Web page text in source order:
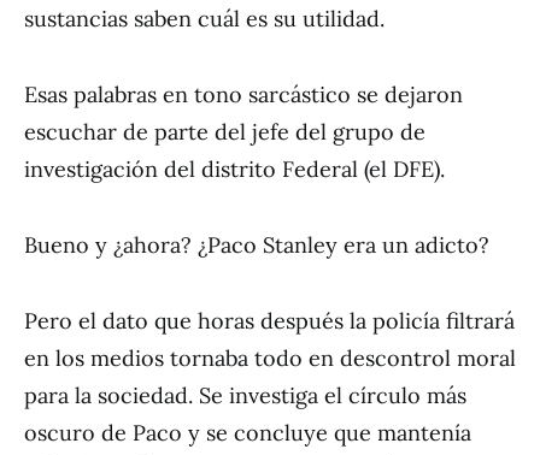
sustancias saben cuál es su utilidad.
Esas palabras en tono sarcástico se dejaron
escuchar de parte del jefe del grupo de
investigación del distrito Federal (el DFE).
Bueno y ¿ahora? ¿Paco Stanley era un adicto?
Pero el dato que horas después la policía filtrará
en los medios tornaba todo en descontrol moral
para la sociedad. Se investiga el círculo más
oscuro de Paco y se concluye que mantenía